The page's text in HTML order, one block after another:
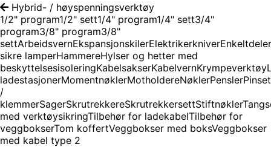
Hybrid- / høyspenningsverktøy
1/2" program1/2" sett1/4" program1/4" sett3/4"
program3/8" program3/8"
settArbeidsvernEkspansjonskilerElektrikerkniverEnkeltdeler
sikre lamperHammereHylser og hetter med
beskyttelsesisoleringKabelsakserKabelvernKrympeverktøy
ladestasjonerMomentnøklerMotholdereNøklerPensler
/
klemmerSagerSkrutrekkereSkrutrekkersettStiftnøkler
med verktøysikringTilbehør for ladekabelTilbehør for
veggbokserTom koffertVeggbokser med boksVeggbokser
med kabel type 2